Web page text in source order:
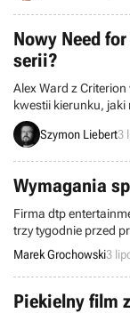
Nowy Need
serii?
Alex Ward z
kwestii kierunku, jaki
tworzona właśnie
zapowiedział powrót
elektronicznych.
Szymon Liebert3
Wymagania
Firma dtp
trzy tygodnie przed
nadchodzącego
pojawiła się
komputerów, w jakie
wyruszyć do krainy
Marek Grochowski3
Piekielny film